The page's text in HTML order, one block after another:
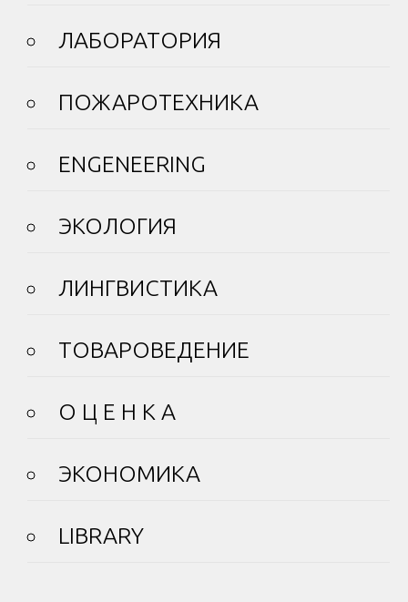
ЛАБОРАТОРИЯ
ПОЖАРОТЕХНИКА
ENGENEERING
ЭКОЛОГИЯ
ЛИНГВИСТИКА
ТОВАРОВЕДЕНИЕ
О Ц Е Н К А
ЭКОНОМИКА
LIBRARY